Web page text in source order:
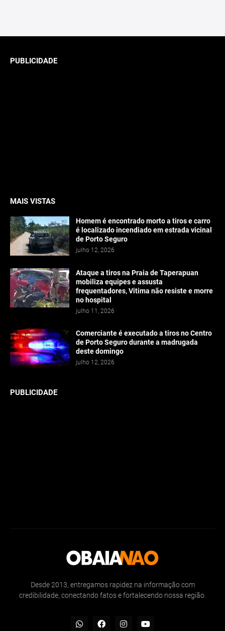
PUBLICIDADE
MAIS VISTAS
Homem é encontrado morto a tiros e carro
é localizado incendiado em estrada vicinal
de Porto Seguro
julho 12, 2026
Ataque a tiros na Praia de Taperapuan
mobiliza equipes e assusta
frequentadores, Vitima não resiste e morre
no hospital
julho 11, 2026
Comerciante é executado a tiros no Centro
de Porto Seguro durante a madrugada
deste domingo
julho 12, 2026
PUBLICIDADE
Desde 2013, entregamos rapidez na informação com
credibilidade, conectando fatos e fortalecendo nossa região.